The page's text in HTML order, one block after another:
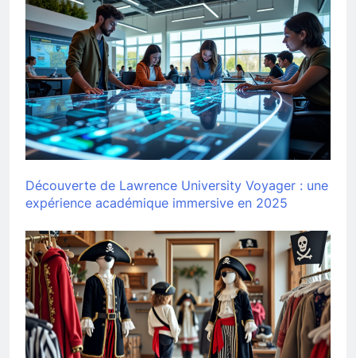
Découverte de Lawrence University Voyager : une
expérience académique immersive en 2025